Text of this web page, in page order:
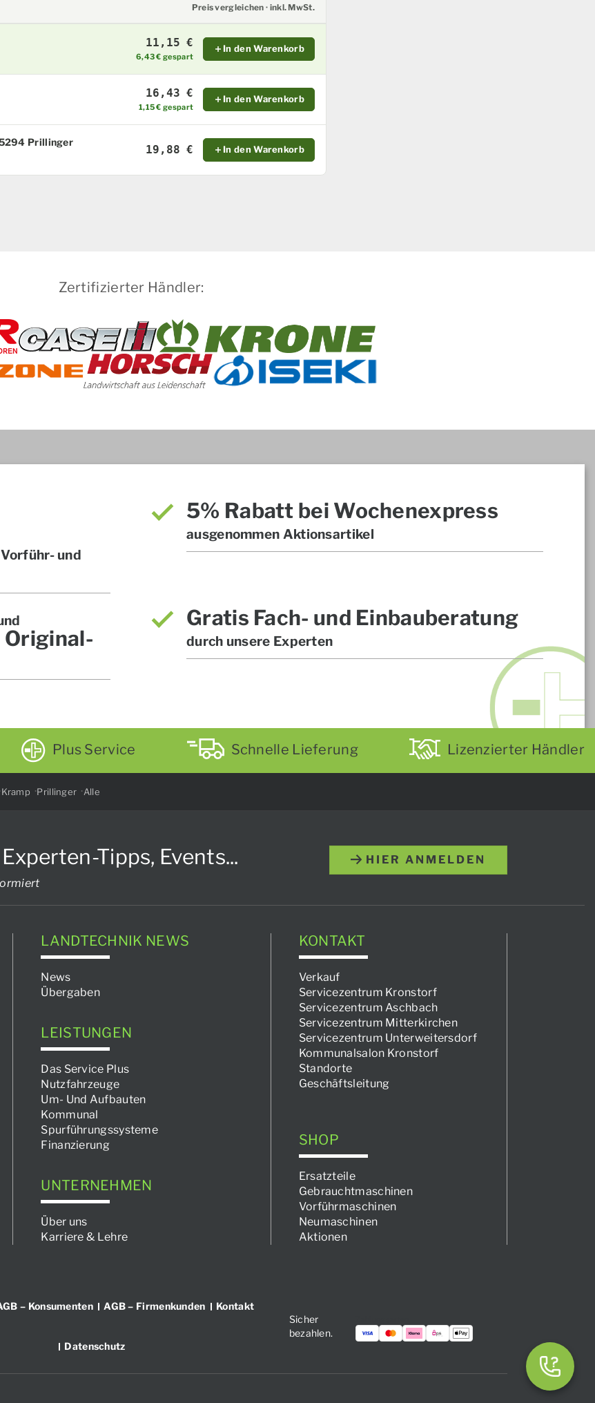
Preis vergleichen · inkl. MwSt.
11,15 €
6,43 € gespart
In den Warenkorb
16,43 €
1,15 € gespart
In den Warenkorb
Prillinger
19,88 € In den Warenkorb
Zertifizierter Händler:
und
5% Rabatt bei Wochenexpress
ausgenommen Aktionsartikel
Gratis Fach- und Einbauberatung
durch unsere Experten
Plus Service Schnelle Lieferung Lizenzierter Händler
Kramp Prillinger Alle
Tipps, Events... HIER ANMELDEN
LANDTECHNIK NEWS
News
Übergaben
LEISTUNGEN
Das Service Plus
Nutzfahrzeuge
Um- Und Aufbauten
Kommunal
Spurführungssysteme
Finanzierung
UNTERNEHMEN
Über uns
Karriere & Lehre
KONTAKT
Verkauf
Servicezentrum Kronstorf
Servicezentrum Aschbach
Servicezentrum Mitterkirchen
Servicezentrum Unterweitersdorf
Kommunalsalon Kronstorf
Standorte
Geschäftsleitung
SHOP
Ersatzteile
Gebrauchtmaschinen
Vorführmaschinen
Neumaschinen
Aktionen
– Konsumenten AGB – Firmenkunden Kontakt
Datenschutz
Sicher
bezahlen.